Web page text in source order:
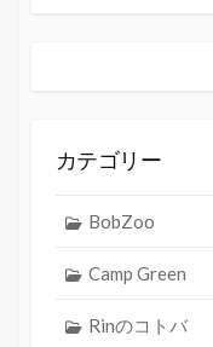
カテゴリー
BobZoo
Camp Green
Rinのコトバ